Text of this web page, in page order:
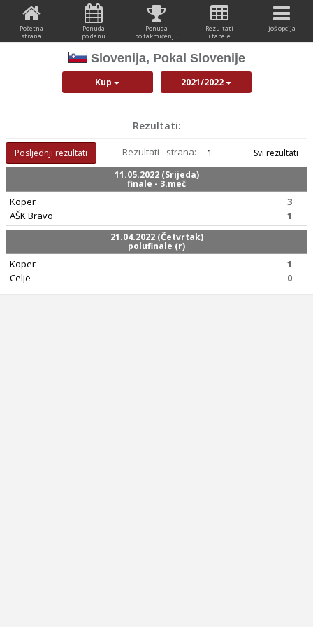
Početna
strana
Ponuda
po danu
Ponuda
po takmičenju
Rezultati
i tabele
još opcija
Slovenija, Pokal Slovenije
Kup 2021/2022
Rezultati:
Posljednji rezultati Rezultati - strana: 1
Svi rezultati
11.05.2022 (Srijeda)
finale - 3.meč
Koper
AŠK Bravo
3
1
21.04.2022 (Četvrtak)
polufinale (r)
Koper
Celje
1
0